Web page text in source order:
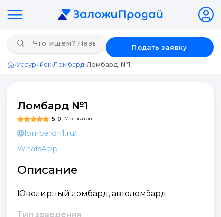
Подать заявку
Главная
›Уссурийск›Ломбард›Ломбард №1
Ломбард №1
5.0•17 отзывов
lombardn1.ru/
WhatsApp
Описание
Ювелирный ломбард, автоломбард
Тип заведения